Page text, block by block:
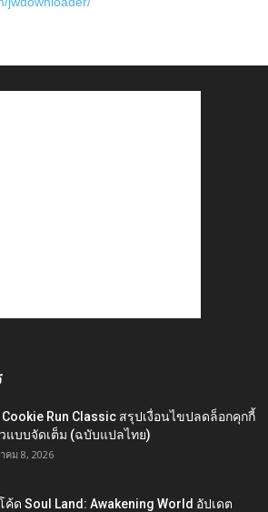
Run Classic สรุปเงื่อนไขปลดล็อกคุกกี้
แบบจัดเต็ม (ฉบับแปลไทย)
คม 8, 2026
ค้ด Soul Land: Awakening World อัปเดต